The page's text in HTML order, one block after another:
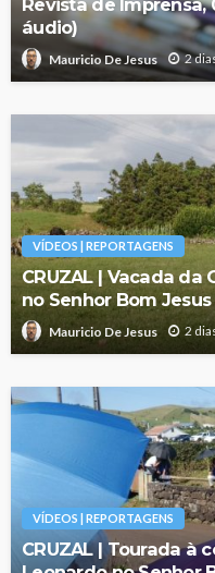
Revista de
áudio)
Mauricio De Jesus 2
VÍDEOS | REPORTAGENS
CRUZAL | Vacada
no Senhor Bom
Mauricio De Jesus 2
VÍDEOS | REPORTAGENS
CRUZAL | Tourada à